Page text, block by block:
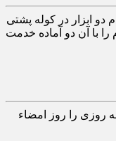
دو ابزار در کوله پشتی
با آن دو آماده خدمت
روزی را روز امضاء